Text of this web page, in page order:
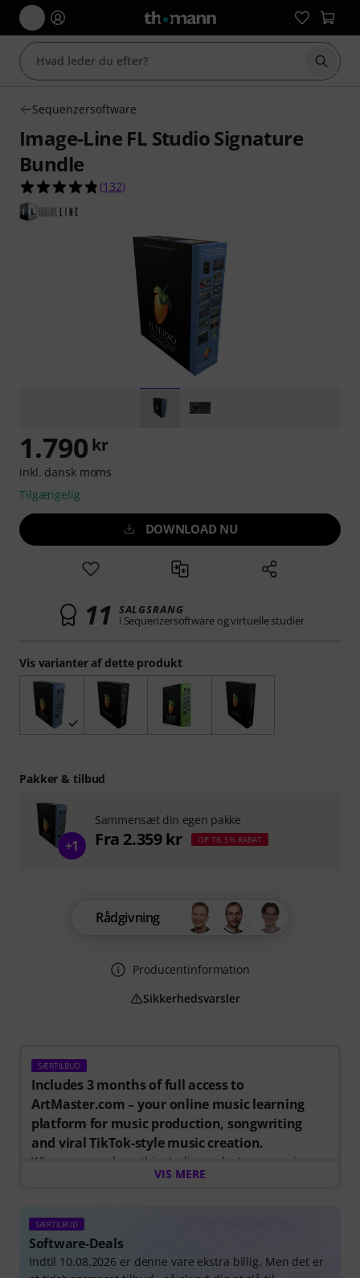
Start
Sequenzersoftware
Image-Line FL Studio Signature
Bundle
4.8 ud af 5 stjerner fra 132 kundebedømmelser
(132)
SÆRTILBUD
Includes 3 months of full access to
ArtMaster.com – your online music learning
platform for music production, songwriting
and viral TikTok-style music creation.
When you purchase this studio product, you receive a
free 3-month voucher worth EUR 59, valid from 15.07.
courses focused on modern production techniques,
beat-making, vocal editing, creative workflows and
content-ready sound design.
VIS MERE
SÆRTILBUD
Software-Deals
Indtil 10.08.2026 er denne vare ekstra billig. Men det er
Vis varianter af dette produkt
1.790 kr
inkl. dansk moms
Tilgængelig
DOWNLOAD NU
11 SALGSRANG
i Sequenzersoftware og virtuelle studier
Rådgivning
Producentinformation
Sikkerhedsvarsler
Pakker & tilbud
+1
Sammensæt din egen pakke
Fra 2.359 kr OP TIL 5% RABAT